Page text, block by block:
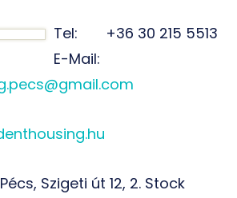
Tel: +36 30 215 5513
E-Mail:
Szigeti út 12, 2. Stock